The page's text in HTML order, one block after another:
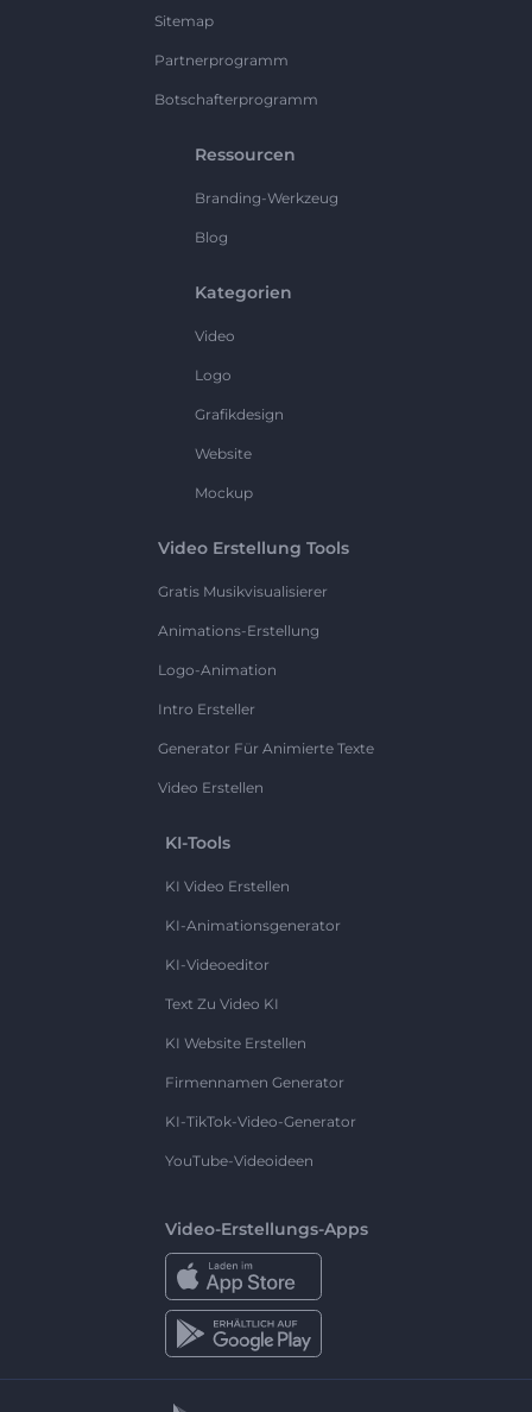
Sitemap
Partnerprogramm
Botschafterprogramm
Ressourcen
Branding-Werkzeug
Blog
Kategorien
Video
Logo
Grafikdesign
Website
Mockup
Video Erstellung Tools
Gratis Musikvisualisierer
Animations-Erstellung
Logo-Animation
Intro Ersteller
Generator Für Animierte Texte
Video Erstellen
KI-Tools
KI Video Erstellen
KI-Animationsgenerator
KI-Videoeditor
Text Zu Video KI
KI Website Erstellen
Firmennamen Generator
KI-TikTok-Video-Generator
YouTube-Videoideen
Video-Erstellungs-Apps